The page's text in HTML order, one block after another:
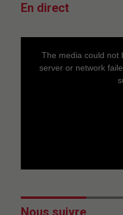
En direct
The media could not
server or network